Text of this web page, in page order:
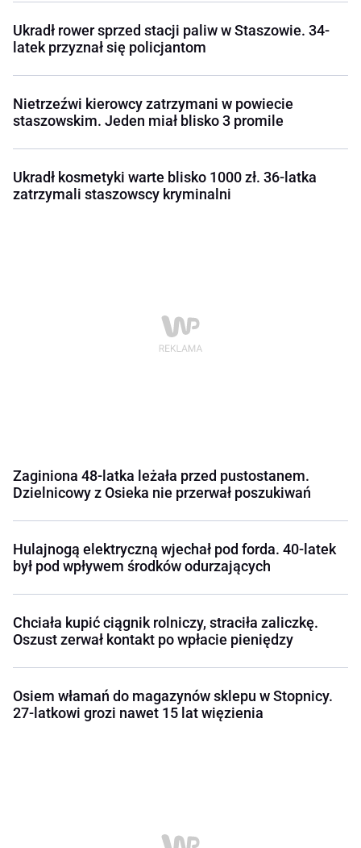
Ukradł rower sprzed stacji paliw w Staszowie. 34-
latek przyznał się policjantom
Nietrzeźwi kierowcy zatrzymani w powiecie
staszowskim. Jeden miał blisko 3 promile
Ukradł kosmetyki warte blisko 1000 zł. 36-latka
zatrzymali staszowscy kryminalni
Zaginiona 48-latka leżała przed pustostanem.
Dzielnicowy z Osieka nie przerwał poszukiwań
Hulajnogą elektryczną wjechał pod forda. 40-latek
był pod wpływem środków odurzających
Chciała kupić ciągnik rolniczy, straciła zaliczkę.
Oszust zerwał kontakt po wpłacie pieniędzy
Osiem włamań do magazynów sklepu w Stopnicy.
27-latkowi grozi nawet 15 lat więzienia